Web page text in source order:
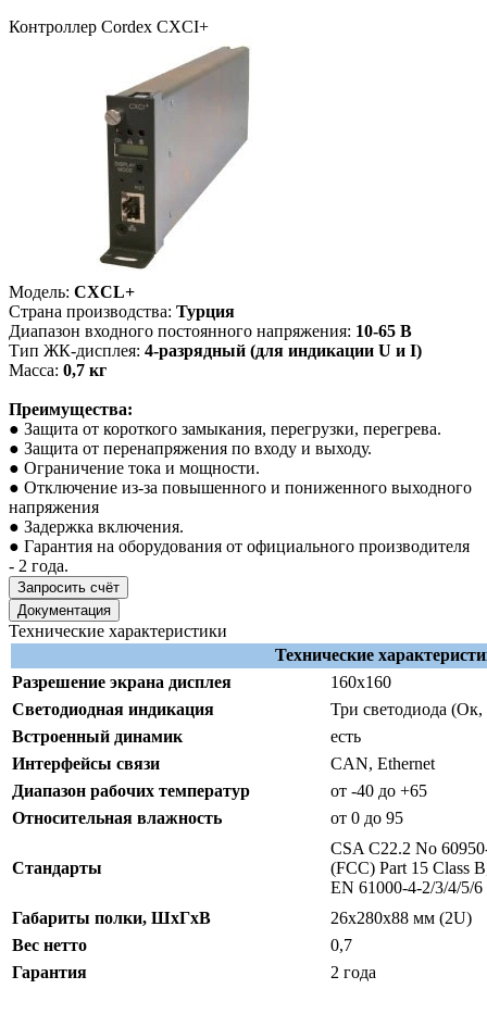
Контроллер Cordex CXCI+
Модель: CXCL+
Страна производства: Турция
Диапазон входного постоянного напряжения: 10-65 В
Тип ЖК-дисплея: 4-разрядный (для индикации U и I)
Масса: 0,7 кг
Преимущества:
● Защита от короткого замыкания, перегрузки, перегрева.
● Защита от перенапряжения по входу и выходу.
● Ограничение тока и мощности.
● Отключение из-за повышенного и пониженного выходного
напряжения
● Задержка включения.
● Гарантия на оборудования от официального производителя
- 2 года.
Запросить счёт
Документация
Технические характеристики
Технические
Разрешение экрана дисплея
160х160
Светодиодная индикация
Три светодиода (Ок,
Встроенный динамик
есть
Интерфейсы связи
CAN, Ethernet
Диапазон рабочих температур
от -40 до +65
Относительная влажность
от 0 до 95
Стандарты
CSA C22.2 No
(FCC) Part 15 Class
EN 61000-4-2/3/4/5/6
Габариты полки, ШхГхВ
26х280х88 мм (2U)
Вес нетто
0,7
Гарантия
2 года